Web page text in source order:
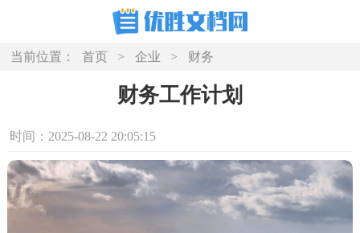
当前位置： 首页 > 企业 > 财务
财务工作计划
时间：2025-08-22 20:05:15